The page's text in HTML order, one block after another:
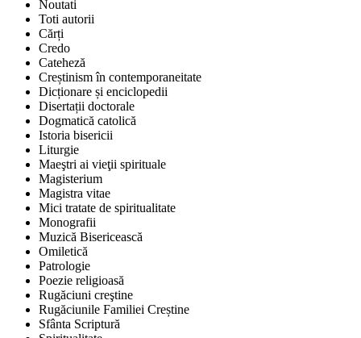
Noutati
Toti autorii
Cărți
Credo
Cateheză
Creștinism în contemporaneitate
Dicționare și enciclopedii
Disertații doctorale
Dogmatică catolică
Istoria bisericii
Liturgie
Maeştri ai vieţii spirituale
Magisterium
Magistra vitae
Mici tratate de spiritualitate
Monografii
Muzică Bisericească
Omiletică
Patrologie
Poezie religioasă
Rugăciuni creştine
Rugăciunile Familiei Creștine
Sfânta Scriptură